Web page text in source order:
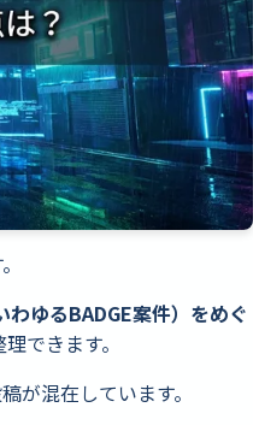
わゆるBADGE案件）をめぐ
できます。
が混在しています。